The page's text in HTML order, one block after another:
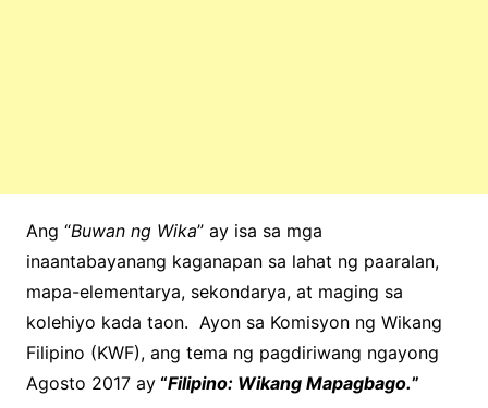
Ang “Buwan ng Wika” ay isa sa mga
inaantabayanang kaganapan sa lahat ng paaralan,
mapa-elementarya, sekondarya, at maging sa
kolehiyo kada taon. Ayon sa Komisyon ng Wikang
Filipino (KWF), ang tema ng pagdiriwang ngayong
Agosto 2017 ay“Filipino: Wikang Mapagbago.”